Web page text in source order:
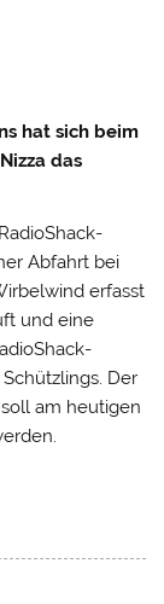
hat sich beim
das
Abfahrt bei
erfasst
und eine
Der
am heutigen